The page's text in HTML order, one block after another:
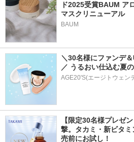
ド2025受賞BAUM ア
マスクリニューアル
BAUM
＼30名様にファンデ
／ うるおい仕込む夏
AGE20'S(エージトウェン
【限定30名様プレゼ
撃。タカミ・新ビタ
売前にお試し！